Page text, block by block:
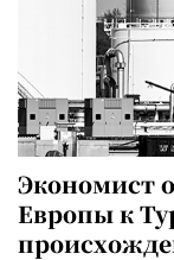
Экономист
Европы к